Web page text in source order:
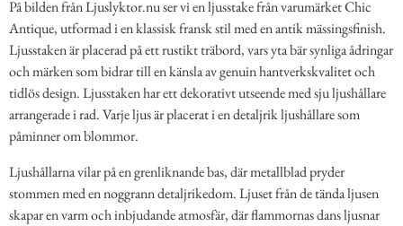
På bilden från Ljuslyktor.nu ser vi en ljusstake från varumärket Chic
Antique, utformad i en klassisk fransk stil med en antik mässingsfinish.
Ljusstaken är placerad på ett rustikt träbord, vars yta bär synliga ådringar
och märken som bidrar till en känsla av genuin hantverkskvalitet och
tidlös design. Ljusstaken har ett dekorativt utseende med sju ljushållare
arrangerade i rad. Varje ljus är placerat i en detaljrik ljushållare som
påminner om blommor.
Ljushållarna vilar på en grenliknande bas, där metallblad pryder
stommen med en noggrann detaljrikedom. Ljuset från de tända ljusen
skapar en varm och inbjudande atmosfär, där flammornas dans ljusnar